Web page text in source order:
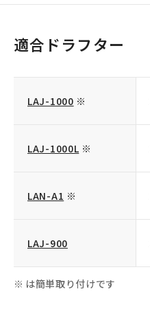
適合ドラフター
LAJ-1000 ※
LAJ-1000L ※
LAN-A1 ※
LAJ-900
は簡単取り付けです